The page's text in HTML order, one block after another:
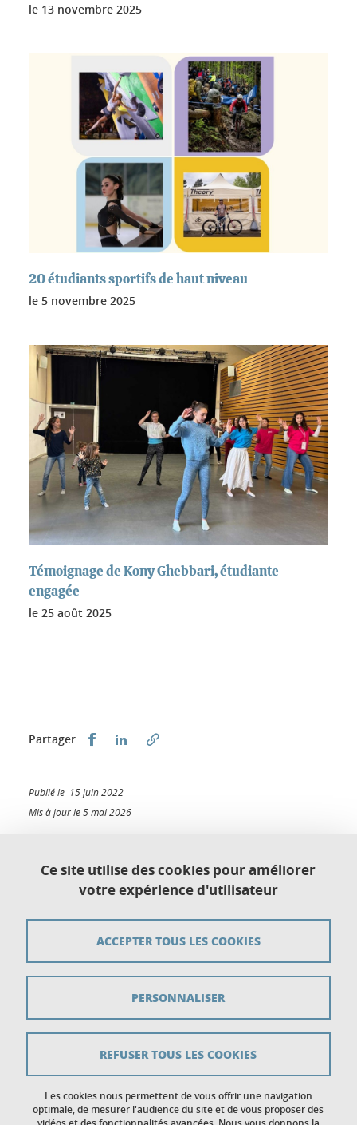
le 13 novembre 2025
20 étudiants sportifs de haut niveau
le 5 novembre 2025
Témoignage de Kony Ghebbari, étudiante
engagée
le 25 août 2025
Partager Partager sur Facebook
Partager sur LinkedIn
Publié le 15 juin 2022
Mis à jour le 5 mai 2026
Mentions légales
Données personnelles
Gestion des cookies
Accessibilité : non conforme
Politique des cookies
Ce site utilise des cookies pour améliorer
votre expérience d'utilisateur
Les cookies nous permettent de vous offrir une navigation
optimale, de mesurer l'audience du site et de vous proposer des
ACCEPTER TOUS LES COOKIES
REFUSER TOUS LES COOKIES
PERSONNALISER